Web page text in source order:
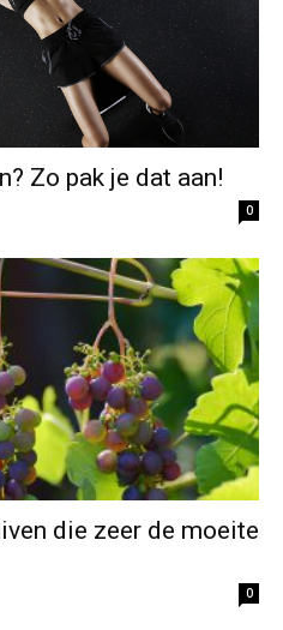
Zo pak je dat aan!
0
die zeer de moeite
0